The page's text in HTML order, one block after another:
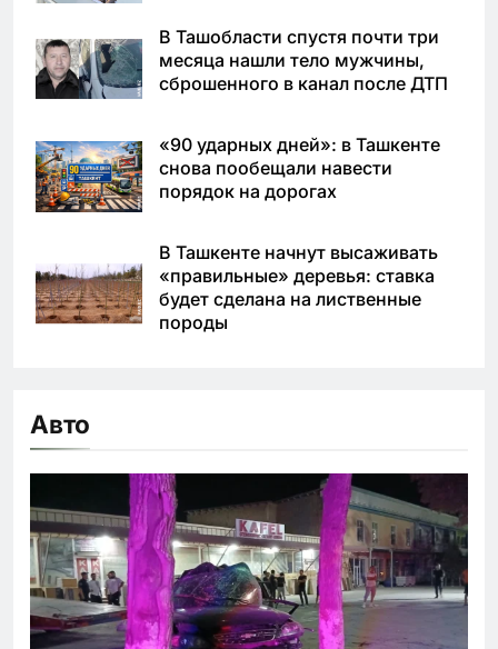
В Ташобласти спустя почти три
месяца нашли тело мужчины,
сброшенного в канал после ДТП
«90 ударных дней»: в Ташкенте
снова пообещали навести
порядок на дорогах
В Ташкенте начнут высаживать
«правильные» деревья: ставка
будет сделана на лиственные
породы
Авто